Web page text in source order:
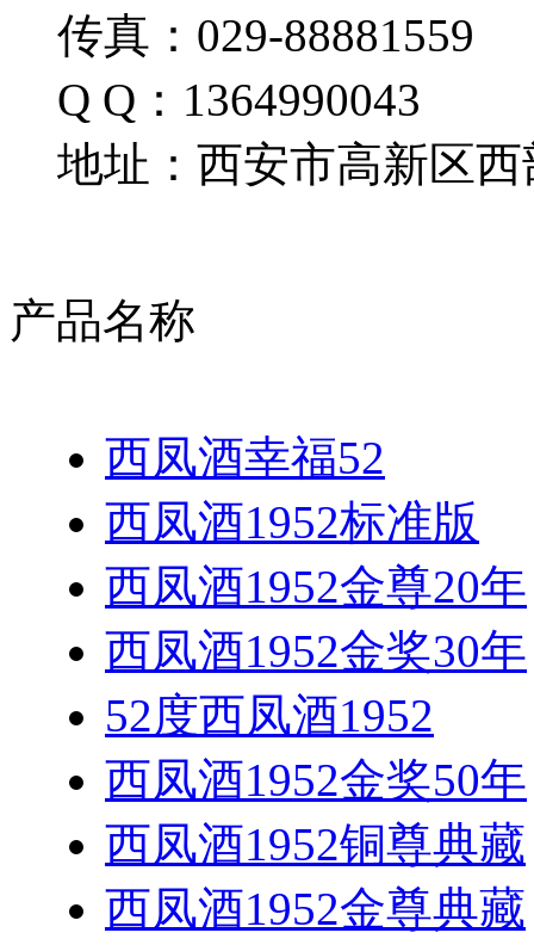
传真：029-88881559
Q Q：1364990043
地址：西安市高新区西
产品名称
西凤酒幸福52
西凤酒1952标准版
西凤酒1952金尊20年
西凤酒1952金奖30年
52度西凤酒1952
西凤酒1952金奖50年
西凤酒1952铜尊典藏
西凤酒1952金尊典藏